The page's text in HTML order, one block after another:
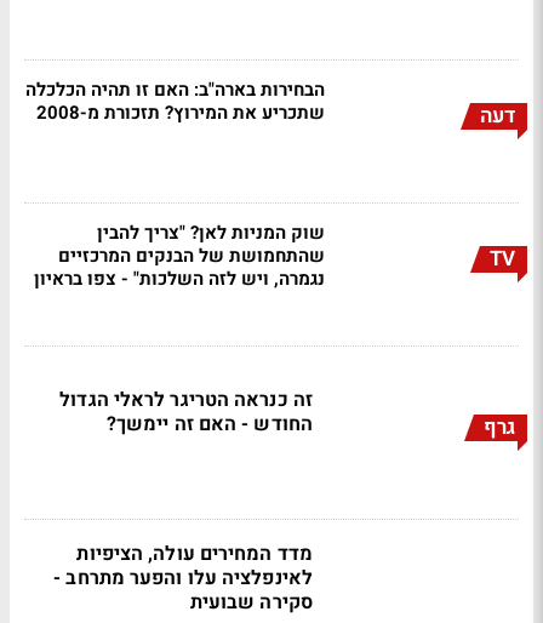
דעה
הבחירות בארה"ב: האם זו תהיה הכלכלה
שתכריע את המירוץ? תזכורת מ-2008
TV
שוק המניות לאן? "צריך להבין
שהתחמושת של הבנקים המרכזיים
נגמרה, ויש לזה השלכות" - צפו בראיון
גרף
זה כנראה הטריגר לראלי הגדול
החודש - האם זה יימשך?
מדד המחירים עולה, הציפיות
לאינפלציה עלו והפער מתרחב -
סקירה שבועית